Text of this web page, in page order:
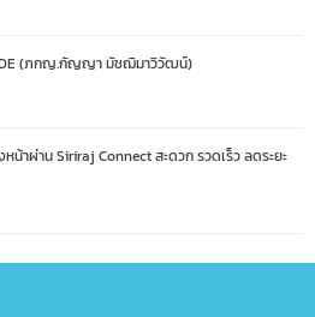
(ภกญ.กัญญา มัชฌิมาวิวัฒน์)
น้าผ่าน Siriraj Connect สะดวก รวดเร็ว ลดระยะ